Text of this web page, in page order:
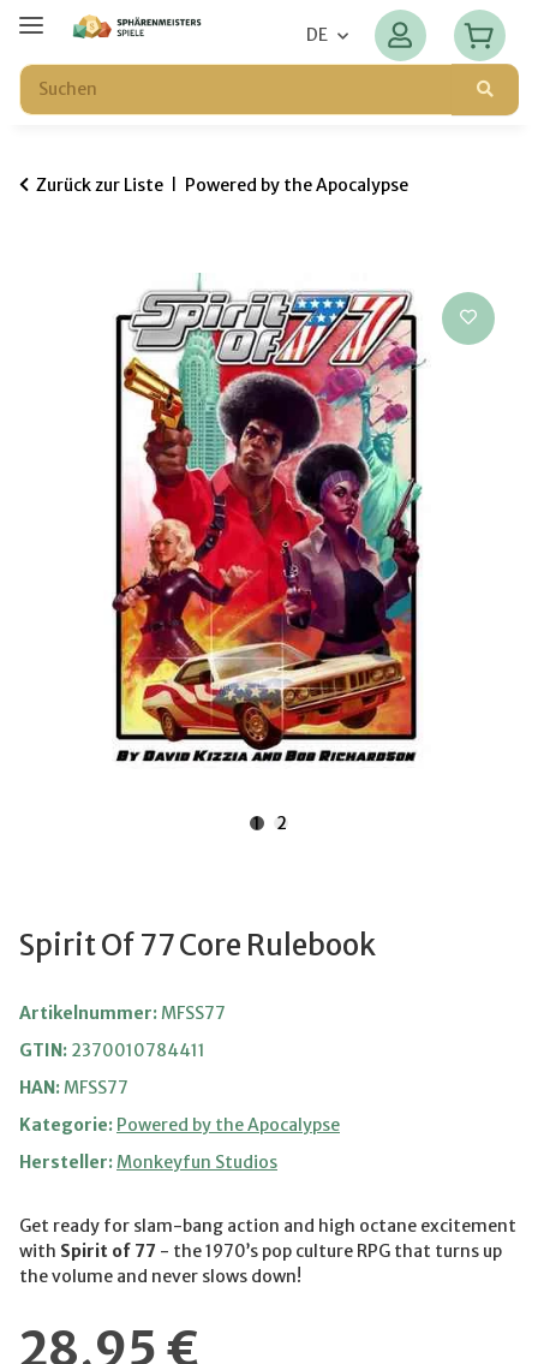
DE
Zurück zur Liste Powered by the Apocalypse
1 2
Spirit Of 77 Core Rulebook
Artikelnummer:MFSS77
GTIN: 2370010784411
HAN:MFSS77
Kategorie: Powered by the Apocalypse
Hersteller:Monkeyfun Studios
Get ready for slam-bang action and high octane excitement
with Spirit of 77 - the 1970’s pop culture RPG that turns up
the volume and never slows down!
28,95 €